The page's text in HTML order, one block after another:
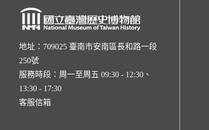
地址：709025 臺南市安南區長和路一段
250號
服務時段：周一至周五 09:30 - 12:30、
13:30 - 17:30
客服信箱